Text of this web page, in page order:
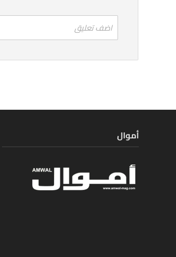
اضف تعليق
أموال